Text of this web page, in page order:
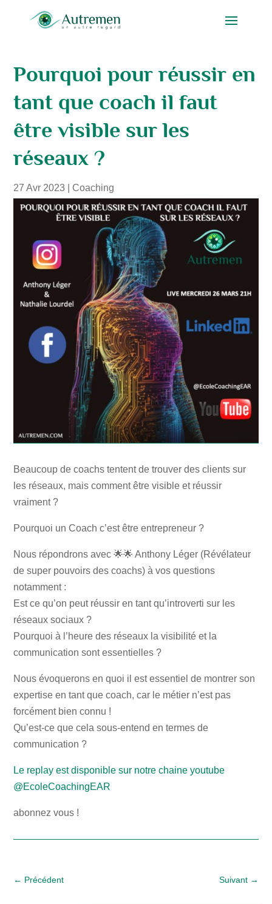
Pourquoi pour réussir en
tant que coach il faut
être visible sur les
réseaux ?
27 Avr 2023 Coaching
Beaucoup de coachs tentent de trouver des clients sur
les réseaux, mais comment être visible et réussir
vraiment ?
Pourquoi un Coach c’est être entrepreneur ?
Nous répondrons avec 🌟🌟 Anthony Léger (Révélateur
de super pouvoirs des coachs) à vos questions
notamment :
Est ce qu’on peut réussir en tant qu’introverti sur les
réseaux sociaux ?
Pourquoi à l’heure des réseaux la visibilité et la
communication sont essentielles ?
Nous évoquerons en quoi il est essentiel de montrer son
expertise en tant que coach, car le métier n’est pas
forcément bien connu !
Qu’est-ce que cela sous-entend en termes de
communication ?
Le replay est disponible sur notre chaine youtube
@EcoleCoachingEAR
abonnez vous !
← Précédent Suivant→